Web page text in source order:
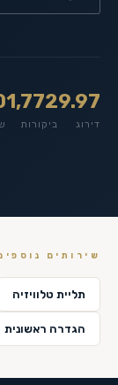
9.97
דירוג
1,772
ביקורות
שירותים
תליית טלוויזיה
הגדרה ראשונית